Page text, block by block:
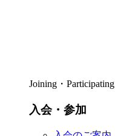
Joining・Participating
入会・参加